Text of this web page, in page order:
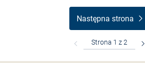
Następna strona
Bezpłatna dostawa z Friends